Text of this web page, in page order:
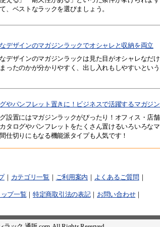
、ベストなラックを選びましょう。
デザインのマガジンラックでオシャレと収納を両立
デザインのマガジンラックは見た目がオシャレなだ
ったのかが分かりやすく、出し入れもしやすいという
やパンフレット置きに！ビジネスで活躍するマガジ
設置にはマガジンラックがぴったり！オフィス・店
タログやパンフレットをたくさん置けるいろいろな
仕切りにもなる機能派タイプも人気です！
｜ カテゴリ一覧 ｜ ご利用案内 ｜ よくあるご質問 ｜
プ一覧 ｜特定商取引法の表記｜ お問い合わせ｜